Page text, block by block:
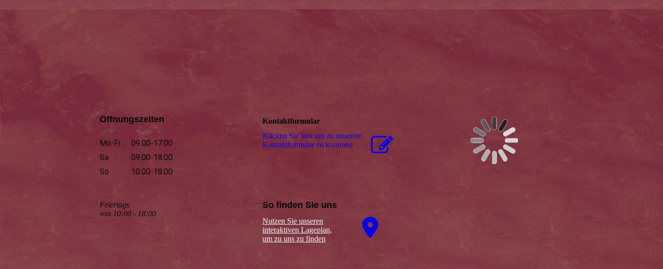
Öffnungszeiten
Mo-Fr
09:00-17:00
Sa
09:00-18:00
So
10:00-18:00
Feiertags
von 10:00 - 18:00
Kontaktformular
Klicken Sie hier um zu unserem
Kon­takt­for­mu­lar zu kommen
So finden Sie uns
Nutzen Sie unseren
interaktiven La­ge­plan,
um zu uns zu finden